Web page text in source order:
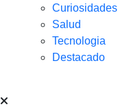
Curiosidades
Salud
Tecnologia
Destacado